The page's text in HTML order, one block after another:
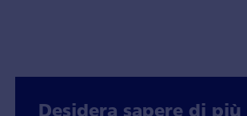
Desidera sapere di più